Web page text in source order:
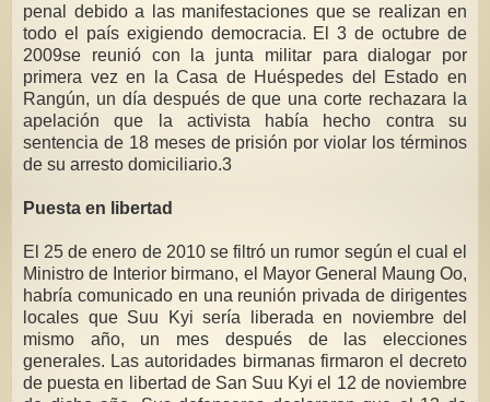
penal debido a las manifestaciones que se realizan en
todo el país exigiendo democracia. El 3 de octubre de
2009se reunió con la junta militar para dialogar por
primera vez en la Casa de Huéspedes del Estado en
Rangún, un día después de que una corte rechazara la
apelación que la activista había hecho contra su
sentencia de 18 meses de prisión por violar los términos
de su arresto domiciliario.3
Puesta en libertad
El 25 de enero de 2010 se filtró un rumor según el cual el
Ministro de Interior birmano, el Mayor General Maung Oo,
habría comunicado en una reunión privada de dirigentes
locales que Suu Kyi sería liberada en noviembre del
mismo año, un mes después de las elecciones
generales. Las autoridades birmanas firmaron el decreto
de puesta en libertad de San Suu Kyi el 12 de noviembre